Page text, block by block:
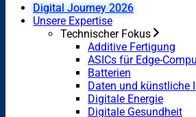
Digital Journey 2026
Unsere Expertise
Technischer Fokus
Additive Fertigung
ASICs für Edge-
Batterien
Daten und künstliche
Digitale Energie
Digitale Gesundheit